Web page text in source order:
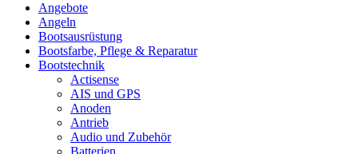
Angebote
Angeln
Bootsausrüstung
Bootsfarbe, Pflege & Reparatur
Bootstechnik
Actisense
AIS und GPS
Anoden
Antrieb
Audio und Zubehör
Batterien